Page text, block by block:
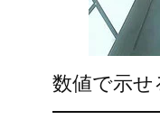
数値で示せ